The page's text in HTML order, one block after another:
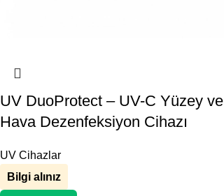
UV DuoProtect – UV-C Yüzey ve
Hava Dezenfeksiyon Cihazı
UV Cihazlar
Bilgi alınız